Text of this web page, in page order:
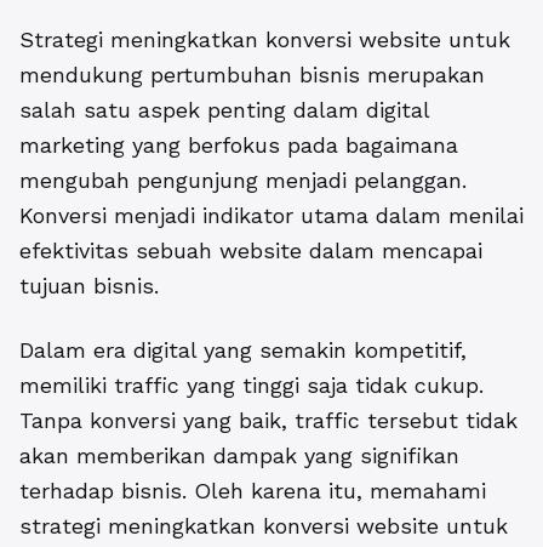
Strategi meningkatkan konversi website untuk
mendukung pertumbuhan bisnis merupakan
salah satu aspek penting dalam digital
marketing yang berfokus pada bagaimana
mengubah pengunjung menjadi pelanggan.
Konversi menjadi indikator utama dalam menilai
efektivitas sebuah website dalam mencapai
tujuan bisnis.
Dalam era digital yang semakin kompetitif,
memiliki traffic yang tinggi saja tidak cukup.
Tanpa konversi yang baik, traffic tersebut tidak
akan memberikan dampak yang signifikan
terhadap bisnis. Oleh karena itu, memahami
strategi meningkatkan konversi website untuk